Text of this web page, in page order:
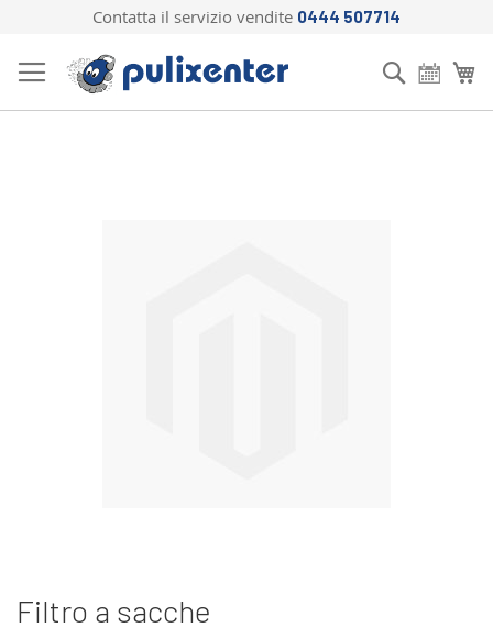
Contatta il servizio vendite 0444 507714
al
contenuto
Cerca
Filtro a sacche
Vai
all'inizio